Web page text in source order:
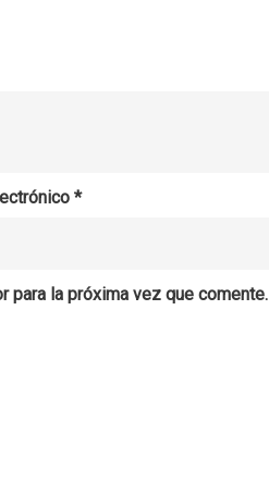
*
para la próxima vez que comente.